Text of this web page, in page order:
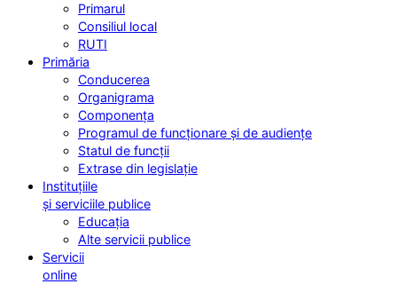
Primarul
Consiliul local
RUTI
Primăria
Conducerea
Organigrama
Componența
Programul de funcționare și de audiențe
Statul de funcții
Extrase din legislație
Instituțiile
și serviciile publice
Educația
Alte servicii publice
Servicii
online